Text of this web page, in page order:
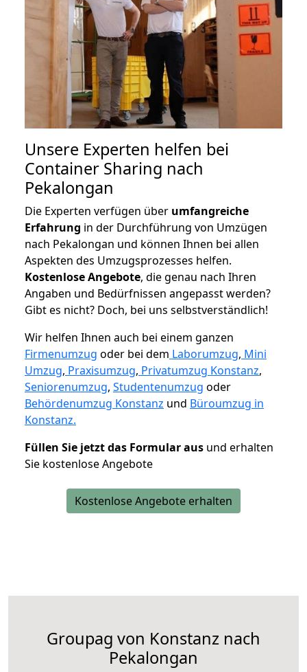
Unsere Experten helfen bei
Container Sharing nach
Pekalongan
Die Experten verfügen über umfangreiche
Erfahrung in der Durchführung von Umzügen
nach Pekalongan und können Ihnen bei allen
Aspekten des Umzugsprozesses helfen.
Kostenlose Angebote, die genau nach Ihren
Angaben und Bedürfnissen angepasst werden?
Gibt es nicht? Doch, bei uns selbstverständlich!
Wir helfen Ihnen auch bei einem ganzen
Firmenumzug oder bei dem Laborumzug, Mini
Umzug, Praxisumzug, Privatumzug Konstanz,
Seniorenumzug, Studentenumzug oder
Behördenumzug Konstanz und Büroumzug in
Konstanz.
Füllen Sie jetzt das Formular aus und erhalten
Sie kostenlose Angebote
Kostenlose Angebote erhalten
Groupag von Konstanz nach
Pekalongan